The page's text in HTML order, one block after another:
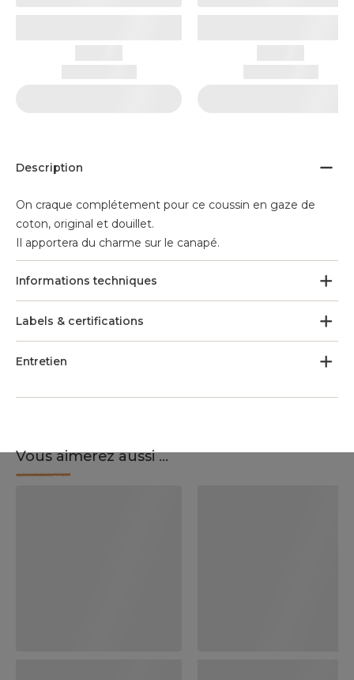
Description
On craque complétement pour ce coussin en gaze de
coton, original et douillet.
Il apportera du charme sur le canapé.
Informations techniques
Labels & certifications
Entretien
Vous aimerez aussi ...